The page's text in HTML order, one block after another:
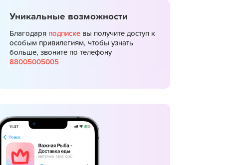
Уникальные возможности
Благодаря подписке вы получите доступ к
особым привилегиям, чтобы узнать
больше, звоните по телефону
88005005005